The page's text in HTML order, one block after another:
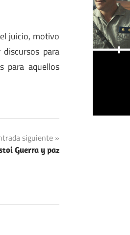
juicio, motivo
para
para aquellos
siguiente
Guerra y paz